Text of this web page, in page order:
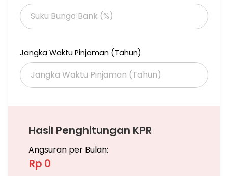
Free kabinet ruang tamu custom
KM 2
Listrik sudah di upgrade ke 4400
Jangka Waktu Pinjaman (Tahun)
Hasil Penghitungan KPR
Angsuran per Bulan:
Rp 0